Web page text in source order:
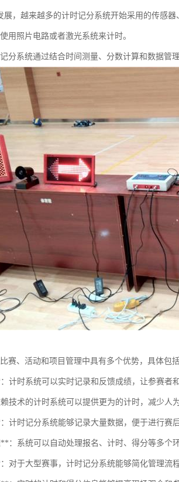
，越来越多的计时记分系统开始采用的传感
用照片电路或者激光系统来计时。
分系统通过结合时间测量、分数计算和数据管
赛、活动和项目管理中具有多个优势，具体包括
计时系统可以实时记录和反馈成绩，让参赛者
技术的计时系统可以提供更为的计时，减少人
计时记分系统能够记录大量数据，便于进行赛
：系统可以自动处理报名、计时、得分等多个
对于大型赛事，计时记分系统能够简化管理流